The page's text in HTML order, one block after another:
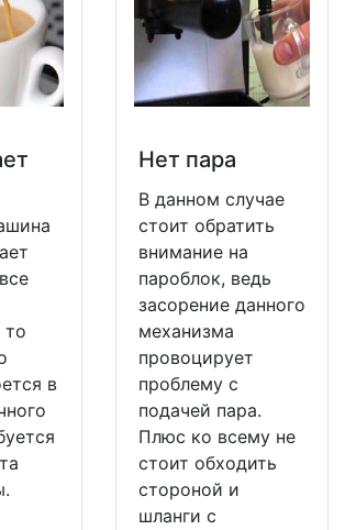
то
в
Нет пара
В данном случае
стоит обратить
внимание на
пароблок, ведь
засорение данного
механизма
провоцирует
проблему с
подачей пара.
Плюс ко всему не
стоит обходить
стороной и
шланги с